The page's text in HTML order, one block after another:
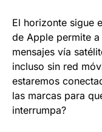
El horizonte sigue
de Apple permite
mensajes vía
incluso sin red
estaremos
las marcas para
interrumpa?